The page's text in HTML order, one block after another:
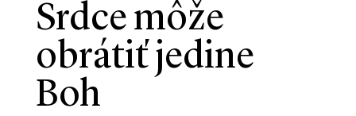
Srdce môže
obrátiť jedine
Boh